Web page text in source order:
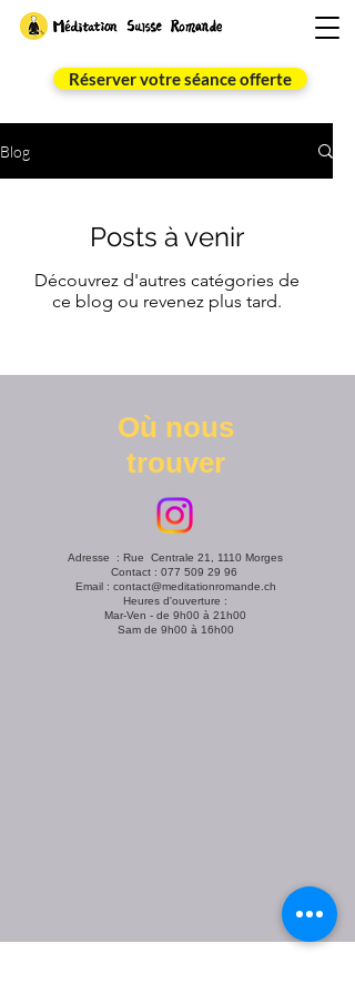
Réserver votre séance offerte
Blog
Posts à venir
Découvrez d'autres catégories de
ce blog ou revenez plus tard.
Où nous
trouver
Adresse : Rue Centrale 21, 1110 Morges
Contact : 077 509 29 96
Email : contact@meditationromande.ch
Heures d'ouverture :
Mar-Ven - de 9h00 à 21h00
Sam de 9h00 à 16h00